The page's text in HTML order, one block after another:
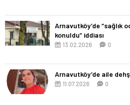
Arnavutköy’de “sağlık
konuldu” iddiası
13.02.2026 0
Arnavutköy’de aile
11.07.2026 0